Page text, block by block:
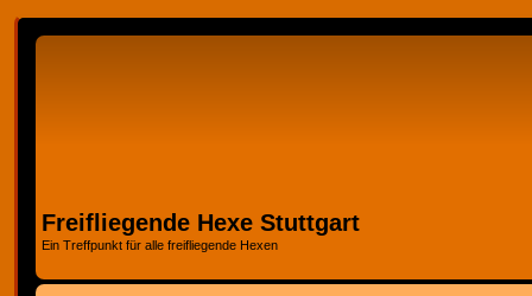
Freifliegende Hexe Stuttgart
Ein Treffpunkt für alle freifliegende Hexen